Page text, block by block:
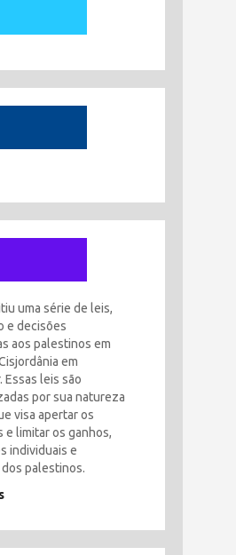
uma série de leis,
e decisões
aos palestinos em
em
Essas leis são
por sua natureza
visa apertar os
e limitar os ganhos,
individuais e
palestinos.